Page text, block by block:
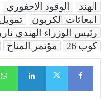
الهند
الوقود الاحفوري
انبعاثات الكربون
رئيس الوزراء الهندي
كوب 26
مؤتمر المناخ
Facebook